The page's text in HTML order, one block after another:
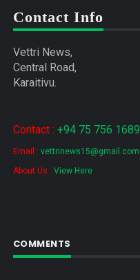
Contact Info
Vettri News,
Central Road,
Karaitivu.
Contact : +94 75 756 1689
Email : vettrinews15@gmail.com
About Us : View Here
COMMENTS